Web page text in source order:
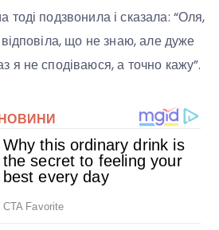
тоді подзвонила і сказала: “Оля,
що не знаю, але дуже
я не сподіваюся, а точно кажу”.